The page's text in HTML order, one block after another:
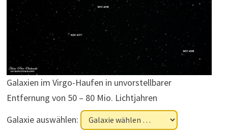
Galaxien im Virgo-Haufen in unvorstellbarer
Entfernung von 50 – 80 Mio. Lichtjahren
Galaxie auswählen: